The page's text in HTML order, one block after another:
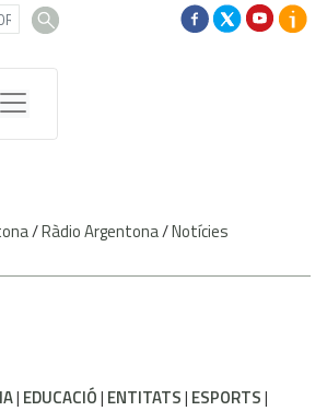
/Ràdio Argentona/Notícies
EDUCACIÓ ENTITATS ESPORTS